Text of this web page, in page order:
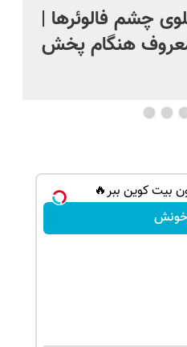
چشم فالوئرها |
معروف هنگام پخش
بیت کوین ببر🔥